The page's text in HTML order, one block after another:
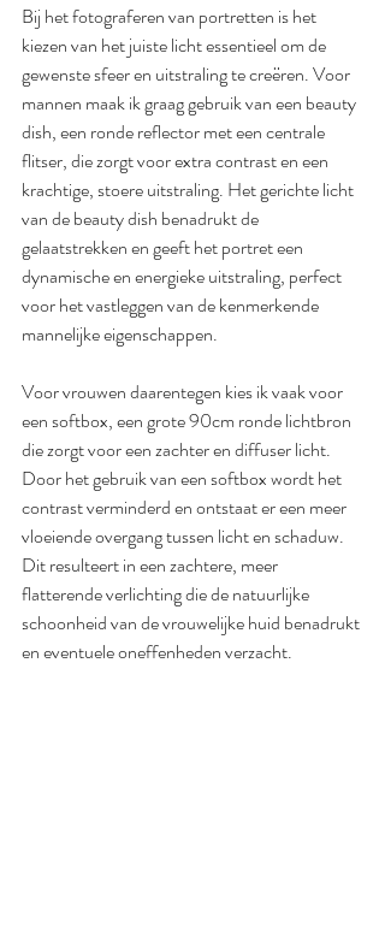
Bij het fotograferen van portretten is het
kiezen van het juiste licht essentieel om de
gewenste sfeer en uitstraling te creëren. Voor
mannen maak ik graag gebruik van een beauty
dish, een ronde reflector met een centrale
flitser, die zorgt voor extra contrast en een
krachtige, stoere uitstraling. Het gerichte licht
van de beauty dish benadrukt de
gelaatstrekken en geeft het portret een
dynamische en energieke uitstraling, perfect
voor het vastleggen van de kenmerkende
mannelijke eigenschappen.
Voor vrouwen daarentegen kies ik vaak voor
een softbox, een grote 90cm ronde lichtbron
die zorgt voor een zachter en diffuser licht.
Door het gebruik van een softbox wordt het
contrast verminderd en ontstaat er een meer
vloeiende overgang tussen licht en schaduw.
Dit resulteert in een zachtere, meer
flatterende verlichting die de natuurlijke
schoonheid van de vrouwelijke huid benadrukt
en eventuele oneffenheden verzacht.